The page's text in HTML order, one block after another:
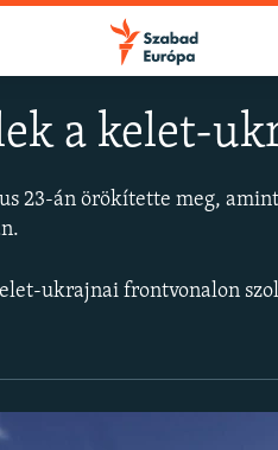
a kelet-
23-án örökítette meg,
ukrajnai frontvonalon
FELIRATKOZÁS
Apple Podcasts